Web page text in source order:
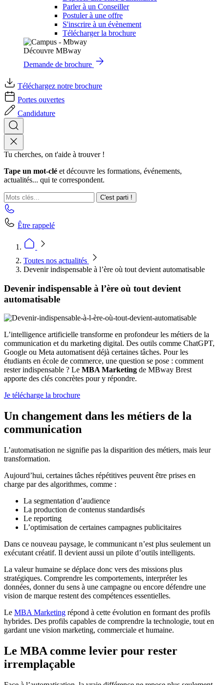
Parler à un Conseiller
Postuler à une offre
S'inscrire à un évènement
Télécharger la brochure
Découvre MBway
Demande de brochure
Téléchargez notre brochure
Portes ouvertes
Candidature
Tu cherches, on t'aide à trouver !
Tape un mot-clé et découvre les formations, événements,
actualités... qui te correspondent.
C'est parti !
Être rappelé
Toutes nos actualités
Devenir indispensable à l’ère où tout devient automatisable
Devenir indispensable à l’ère où tout devient
automatisable
L’intelligence artificielle transforme en profondeur les métiers de la
communication et du marketing digital. Des outils comme ChatGPT,
Google ou Meta automatisent déjà certaines tâches. Pour les
étudiants en école de commerce, une question se pose : comment
rester indispensable ? Le MBA Marketing de MBway Brest
apporte des clés concrètes pour y répondre.
Je télécharge la brochure
Un changement dans les métiers de la
communication
L’automatisation ne signifie pas la disparition des métiers, mais leur
transformation.
Aujourd’hui, certaines tâches répétitives peuvent être prises en
charge par des algorithmes, comme :
La segmentation d’audience
La production de contenus standardisés
Le reporting
L’optimisation de certaines campagnes publicitaires
Dans ce nouveau paysage, le communicant n’est plus seulement un
exécutant créatif. Il devient aussi un pilote d’outils intelligents.
La valeur humaine se déplace donc vers des missions plus
stratégiques. Comprendre les comportements, interpréter les
données, donner du sens à une campagne ou encore défendre une
vision de marque restent des compétences essentielles.
Le MBA Marketing répond à cette évolution en formant des profils
hybrides. Des profils capables de comprendre la technologie, tout en
gardant une vision marketing, commerciale et humaine.
Le MBA comme levier pour rester
irremplaçable